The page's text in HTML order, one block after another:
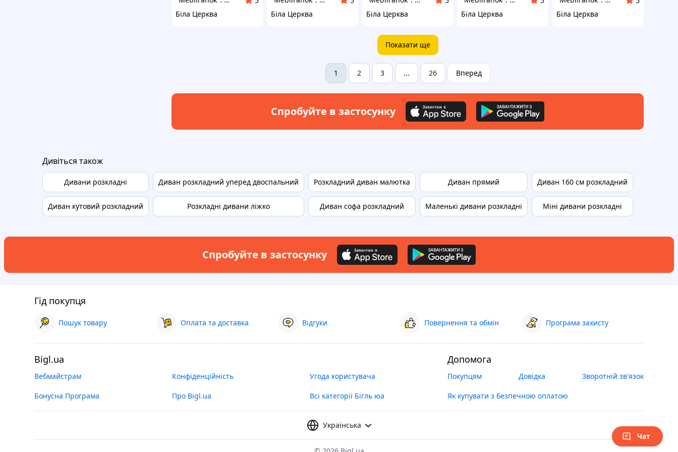
Біла Церква
Біла Церква
Біла Церква
Біла Церква
Біла Церква
Показати ще
1 2 3 ... 26 Вперед
Спробуйте в застосунку
Дивіться також
Дивани розкладні
Диван кутовий розкладний
Диван розкладний уперед двоспальний
Розкладні дивани ліжко
Розкладний диван малютка
Диван софа розкладний
Диван прямий
Маленькі дивани розкладні
Диван 160 см розкладний
Міні дивани розкладні
Спробуйте в застосунку
Гід покупця
Пошук товару Оплата та доставка Відгуки Повернення та обмін Програма захисту
Bigl.ua
Вебмайстрам Конфіденційність Угода користувача
Бонусна Програма Про Bigl.ua Всі категорії Бігль юа
Допомога
Покупцям Довідка Зворотній зв'язок
Як купувати з безпечною оплатою
Українська
Чат